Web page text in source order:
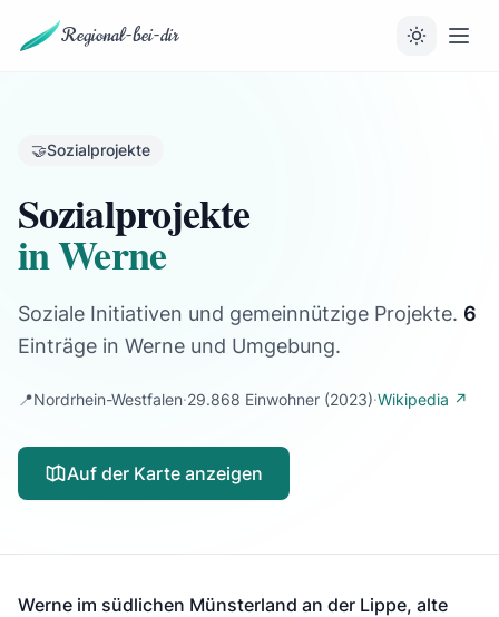
Regional-bei-dir
🤝Sozialprojekte
Sozialprojekte
in Werne
Soziale Initiativen und gemeinnützige Projekte. 6
Einträge in Werne und Umgebung.
📍Nordrhein-Westfalen·29.868 Einwohner (2023)·Wikipedia ↗
Auf der Karte anzeigen
Werne im südlichen Münsterland an der Lippe, alte